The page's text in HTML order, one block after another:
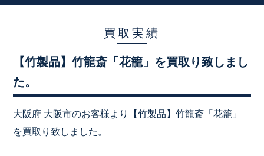
買取実績
【竹製品】竹龍斎「花籠」を買取り致しまし
た。
大阪府 大阪市のお客様より【竹製品】竹龍斎「花籠」
を買取り致しました。